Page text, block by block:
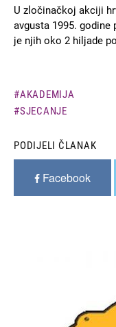
U zločinačkoj akciji
avgusta 1995. godine
je njih oko 2 hiljade
AKADEMIJA
SJECANJE
PODIJELI ČLANAK
Facebook